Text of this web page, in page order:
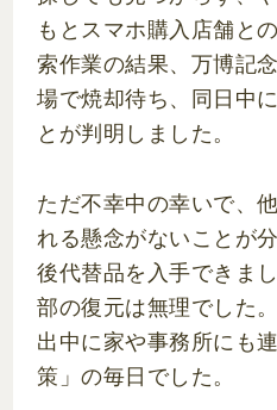
もとスマホ購入店舗と
索作業の結果、万博記
場で焼却待ち、同日中
とが判明しました。
ただ不幸中の幸いで、
れる懸念がないことが
後代替品を入手できま
部の復元は無理でした
出中に家や事務所にも
策」の毎日でした。